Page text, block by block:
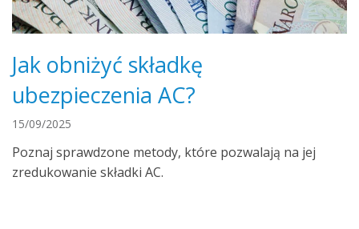
Jak obniżyć składkę
ubezpieczenia AC?
15/09/2025
Poznaj sprawdzone metody, które pozwalają na jej
zredukowanie składki AC.